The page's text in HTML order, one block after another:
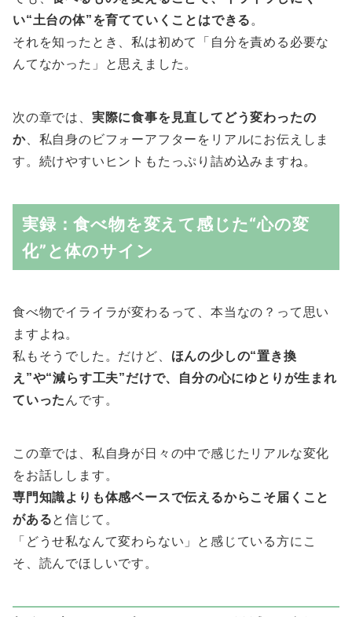
い“土台の体”を育てていくことはできる 。
それを知ったとき、私は初めて「自分を責める必要な
んてなかった」と思えました。
次の章では、 実際に食事を見直してどう変わったの
か、私自身のビフォーアフターをリアルにお伝えしま
す。続けやすいヒントもたっぷり詰め込みますね。
実録：食べ物を変えて感じた“心の変
化”と体のサイン
食べ物でイライラが変わるって、本当なの？って思い
ますよね。
私もそうでした。だけど、 ほんの少しの“置き換
え”や“減らす工夫”だけで、自分の心にゆとりが生まれ
ていった んです。
この章では、私自身が日々の中で感じたリアルな変化
をお話しします。
専門知識よりも体感ベースで伝えるからこそ届くこと
があると信じて。
「どうせ私なんて変わらない」と感じている方にこ
そ、読んでほしいです。